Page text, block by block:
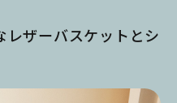
レザーバスケットとシ